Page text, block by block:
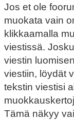
Jos et ole
muokata vain
klikkaamalla
viestissä.
viestin
viestiin, löydät
tekstin viestisi
Tämä näkyy